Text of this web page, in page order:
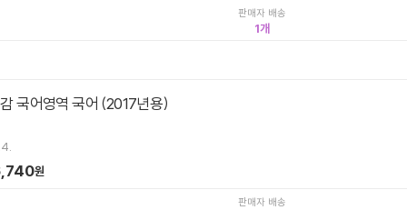
판매자 배송
1
국어영역 국어 (2017년용)
원
판매자 배송